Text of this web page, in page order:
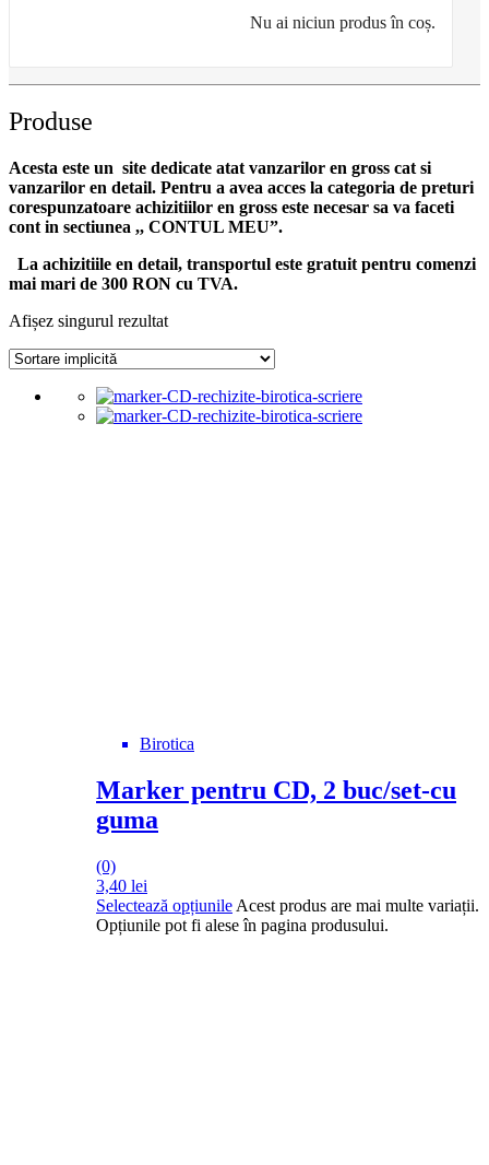
Nu ai niciun produs în coș.
Produse
Acesta este un site dedicate atat vanzarilor en gross cat si
vanzarilor en detail. Pentru a avea acces la categoria de preturi
corespunzatoare achizitiilor en gross este necesar sa va faceti
cont in sectiunea ,, CONTUL MEU”.
La achizitiile en detail, transportul este gratuit pentru comenzi
mai mari de 300 RON cu TVA.
Afișez singurul rezultat
Birotica
Marker pentru CD, 2 buc/set-cu
guma
(0)
3,40 lei
Selectează opțiunile Acest produs are mai multe variații.
Opțiunile pot fi alese în pagina produsului.